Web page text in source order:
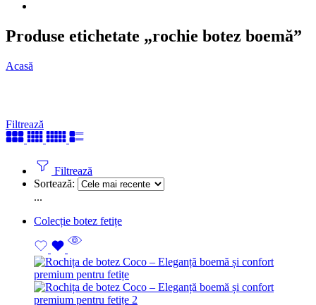
Produse etichetate „rochie botez boemă”
Acasă
Filtrează
Filtrează
Sortează:
...
Colecție botez fetițe